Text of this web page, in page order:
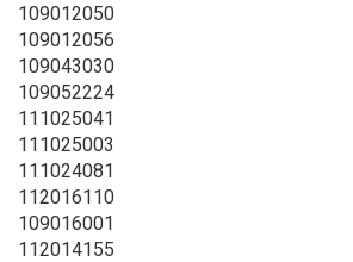
109012050
109012056
109043030
109052224
111025041
111025003
111024081
112016110
109016001
112014155